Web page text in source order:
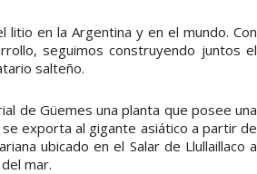
en la Argentina y en el mundo. Con
seguimos construyendo juntos el
salteño.
de Güemes una planta que posee una
exporta al gigante asiático a partir de
ubicado en el Salar de Llullaillaco a
mar.